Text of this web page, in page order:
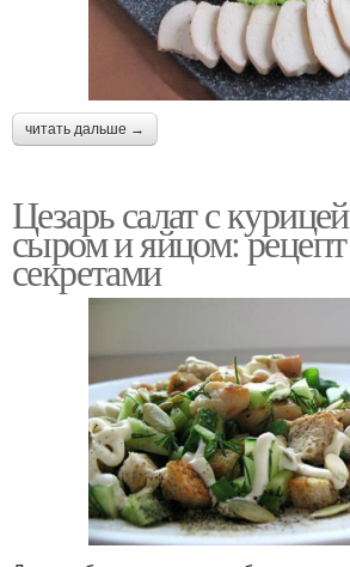
читать дальше →
Цезарь салат с
сыром и яйцом:
секретами